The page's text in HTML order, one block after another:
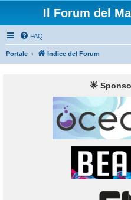
Il Forum del
FAQ
Portale Indice del Forum
🌟